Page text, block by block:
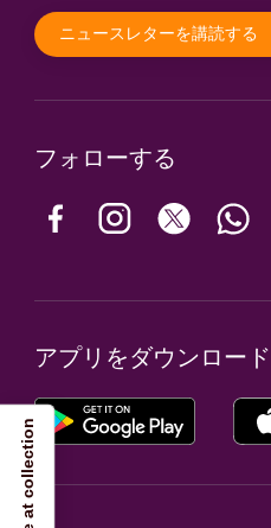
ニュースレターを講読する
フォローする
アプリをダウンロード